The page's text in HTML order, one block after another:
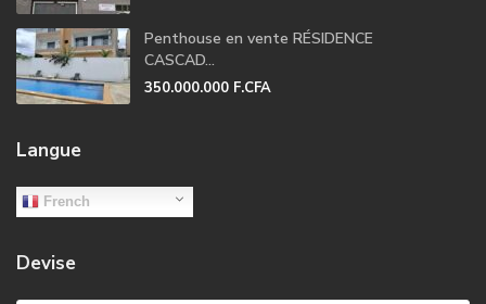
Penthouse en vente RÉSIDENCE
CASCAD...
350.000.000 F.CFA
Langue
French
Devise